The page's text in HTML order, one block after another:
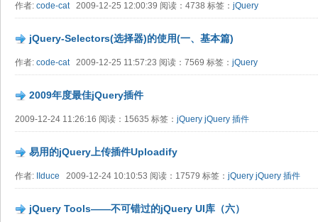
作者: code-cat2009-12-25 12:00:39 阅读：4738 标签： jQuery
jQuery-Selectors(选择器)的使用(一、基本篇)
作者: code-cat2009-12-25 11:57:23 阅读：7569 标签： jQuery
2009年度最佳jQuery插件
2009-12-24 11:26:16 阅读：15635 标签： jQuery jQuery 插件
易用的jQuery上传插件Uploadify
作者: IIduce 2009-12-24 10:10:53 阅读：17579 标签： jQuery jQuery 插件
jQuery Tools——不可错过的jQuery UI库（六）